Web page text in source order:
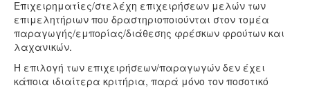
Επιχειρηματίες/στελέχη επιχειρήσεων μελών των
επιμελητήριων που δραστηριοποιούνται στον τομέα
παραγωγής/εμπορίας/διάθεσης φρέσκων φρούτων και
λαχανικών.
Η επιλογή των επιχειρήσεων/παραγωγών δεν έχει
κάποια ιδιαίτερα κριτήρια, παρά μόνο τον ποσοτικό